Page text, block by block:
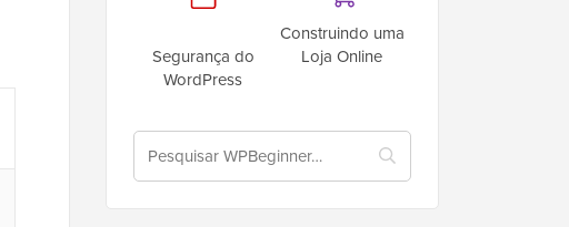
Segurança do
WordPress
Construindo uma
Loja Online